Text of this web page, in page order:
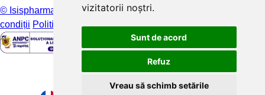
vizitatorii noștri.
Sunt de acord
Refuz
Vreau să schimb setările
© Isispharma 2026 Livrare si plata Mențiuni legale
condiții Politica de confidențialitate